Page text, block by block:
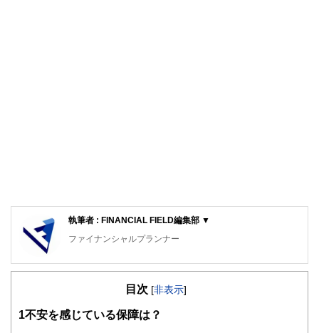
執筆者 : FINANCIAL FIELD編集部 ▼
ファイナンシャルプランナー
FinancialField編集部は、金融、経済に関する記事を、日々
知識がない方でも理解できるようわかりやすく発信していま
目次 [非表示]
1不安を感じている保障は？